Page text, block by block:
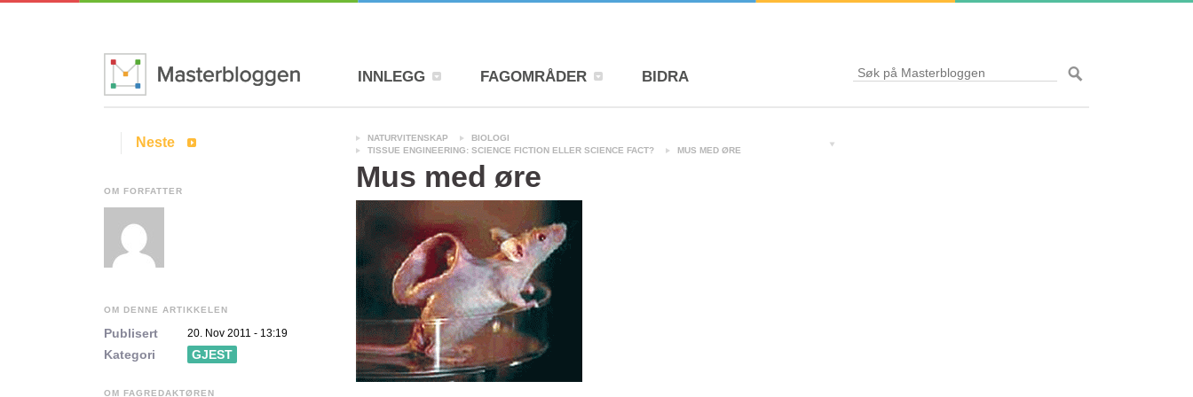
INNLEGG FAGOMRÅDER BIDRA
NATURVITENSKAP
BIOLOGI
TISSUE ENGINEERING: SCIENCE FICTION ELLER SCIENCE FACT?
MUS MED ØRE
Mus med øre
Neste
OM FORFATTER
OM DENNE ARTIKKELEN
Publisert 20. Nov 2011 - 13:19
Kategori GJEST
OM FAGREDAKTØREN